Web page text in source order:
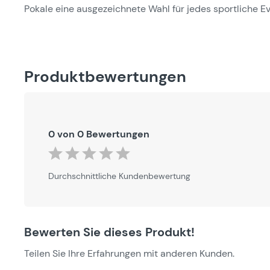
Pokale eine ausgezeichnete Wahl für jedes sportliche
Produktbewertungen
0 von 0 Bewertungen
Durchschnittliche Bewertung von 0 von 5 Sternen
Durchschnittliche Kundenbewertung
Bewerten Sie dieses Produkt!
Teilen Sie Ihre Erfahrungen mit anderen Kunden.